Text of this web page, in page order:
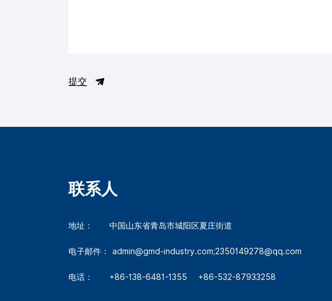
提交
联系人
地址： 中国山东省青岛市城阳区夏庄街道
电子邮件： admin@gmd-industry.com;2350149278@qq.com
电话： +86-138-6481-1355 +86-532-87933258